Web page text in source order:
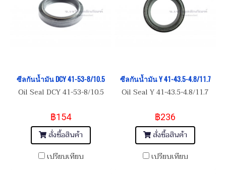
ซีลกันน้ำมัน DCY 41-53-8/10.5
Oil Seal DCY 41-53-8/10.5
฿154
สั่งซื้อสินค้า
เปรียบเทียบ
ซีลกันน้ำมัน Y 41-43.5-4.8/11.7
Oil Seal Y 41-43.5-4.8/11.7
฿236
สั่งซื้อสินค้า
เปรียบเทียบ